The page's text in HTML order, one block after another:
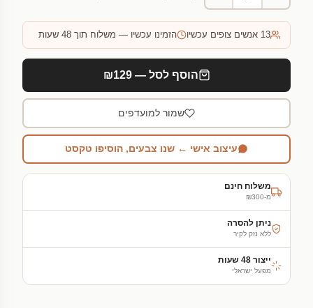
13 אנשים צופים עכשיו הזמינו עכשיו — משלוח תוך 48 שעות
הוסף לסל — ₪129
שמור למועדפים
עיצוב אישי ← שנו צבעים, הוסיפו טקסט
משלוח חינם
מ-₪300
ניתן להסרה
ללא נזק לקיר
ייצור 48 שעות
מפעל ישראלי